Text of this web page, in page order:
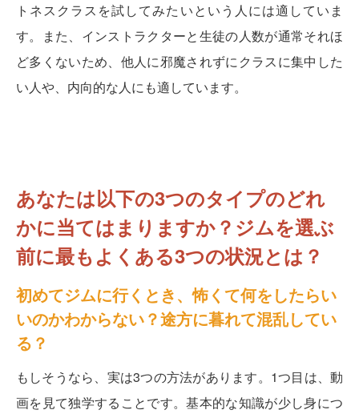
トネスクラスを試してみたいという人には適していま
す。また、インストラクターと生徒の人数が通常それほ
ど多くないため、他人に邪魔されずにクラスに集中した
い人や、内向的な人にも適しています。
あなたは以下の3つのタイプのどれ
かに当てはまりますか？ジムを選ぶ
前に最もよくある3つの状況とは？
初めてジムに行くとき、怖くて何をしたらい
いのかわからない？途方に暮れて混乱してい
る？
もしそうなら、実は3つの方法があります。1つ目は、動
画を見て独学することです。基本的な知識が少し身につ